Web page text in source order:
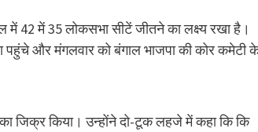
42 में 35 लोकसभा सीटें जीतने का लक्ष्य रखा है।
पहुंचे और मंगलवार को बंगाल भाजपा की कोर कमेटी
जिक्र किया। उन्होंने दो-टूक लहजे में कहा कि कि